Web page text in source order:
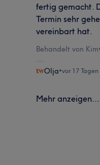
fertig gemacht.
Termin sehr
vereinbart hat.
Behandelt von Kim•
Olja•vor 17 Tagen
Mehr anzeigen...